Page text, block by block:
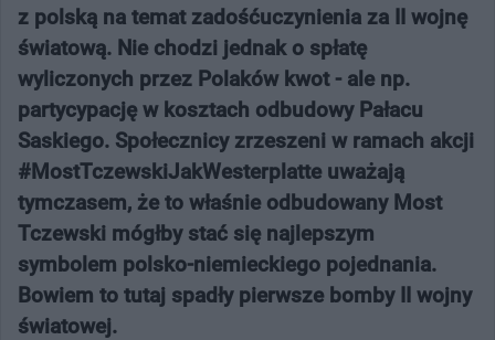
z polską na temat zadośćuczynienia za II wojnę
światową. Nie chodzi jednak o spłatę
wyliczonych przez Polaków kwot - ale np.
partycypację w kosztach odbudowy Pałacu
Saskiego. Społecznicy zrzeszeni w ramach akcji
#MostTczewskiJakWesterplatte uważają
tymczasem, że to właśnie odbudowany Most
Tczewski mógłby stać się najlepszym
symbolem polsko-niemieckiego pojednania.
Bowiem to tutaj spadły pierwsze bomby II wojny
światowej.